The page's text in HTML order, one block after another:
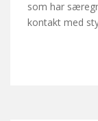
som har
kontakt med